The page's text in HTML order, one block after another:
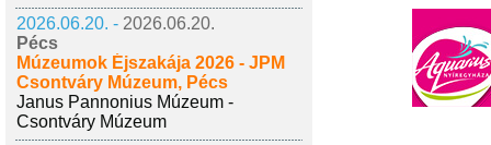
2026.06.20. - 2026.06.20.
Pécs
Múzeumok Éjszakája 2026 - JPM
Csontváry Múzeum, Pécs
Janus Pannonius Múzeum -
Csontváry Múzeum